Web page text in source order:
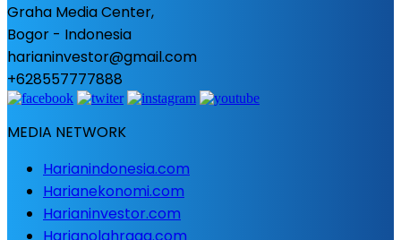
Graha Media Center,
Bogor - Indonesia
harianinvestor@gmail.com
+628557777888
MEDIA NETWORK
Harianindonesia.com
Harianekonomi.com
Harianinvestor.com
Harianolahraga.com